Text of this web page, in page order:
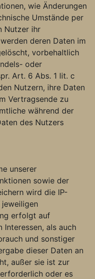
wie Änderungen
Umstände per
Nutzer ihr
deren Daten im
vorbehaltlich
oder
Art. 6 Abs. 1 lit. c
Nutzern, ihre Daten
Vertragsende zu
während der
des Nutzers
unserer
sowie der
wird die IP-
erfolgt auf
Interessen, als auch
und sonstiger
dieser Daten an
außer sie ist zur
oder es